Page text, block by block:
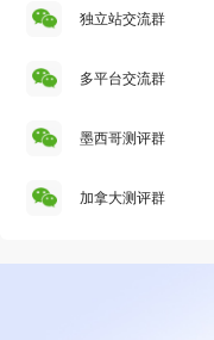
独立站交流群
多平台交流群
墨西哥测评群
加拿大测评群